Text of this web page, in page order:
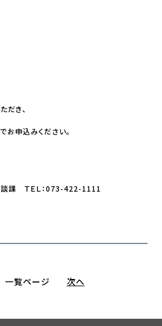
だき、
でお申込みください。
課 ＴＥＬ：073-422-1111
一覧ページ 次へ